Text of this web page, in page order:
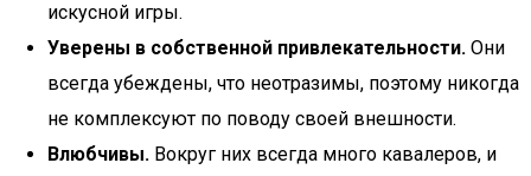
искусной игры.
Уверены в собственной привлекательности. Они
всегда убеждены, что неотразимы, поэтому никогда
не комплексуют по поводу своей внешности.
Влюбчивы. Вокруг них всегда много кавалеров, и